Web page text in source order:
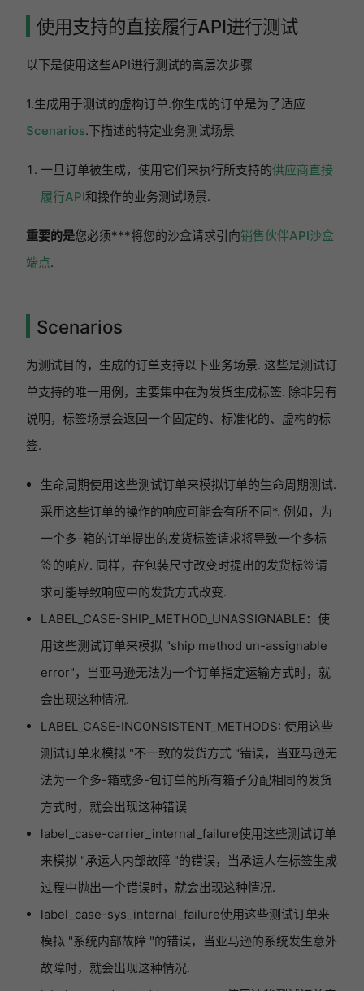
使用支持的直接履行API进行测试
以下是使用这些API进行测试的高层次步骤
1.生成用于测试的虚构订单.你生成的订单是为了适应
Scenarios.下描述的特定业务测试场景
一旦订单被生成，使用它们来执行所支持的供应商直接
履行API和操作的业务测试场景.
重要的是您必须***将您的沙盒请求引向销售伙伴API沙盒
端点.
Scenarios
为测试目的，生成的订单支持以下业务场景. 这些是测试订
单支持的唯一用例，主要集中在为发货生成标签. 除非另有
说明，标签场景会返回一个固定的、标准化的、虚构的标
签.
生命周期使用这些测试订单来模拟订单的生命周期测试.
采用这些订单的操作的响应可能会有所不同*. 例如，为
一个多-箱的订单提出的发货标签请求将导致一个多标
签的响应. 同样，在包装尺寸改变时提出的发货标签请
求可能导致响应中的发货方式改变.
LABEL_CASE-SHIP_METHOD_UNASSIGNABLE：使
用这些测试订单来模拟 "ship method un-assignable
error"，当亚马逊无法为一个订单指定运输方式时，就
会出现这种情况.
LABEL_CASE-INCONSISTENT_METHODS: 使用这些
测试订单来模拟 "不一致的发货方式 "错误，当亚马逊无
法为一个多-箱或多-包订单的所有箱子分配相同的发货
方式时，就会出现这种错误
label_case-carrier_internal_failure使用这些测试订单
来模拟 "承运人内部故障 "的错误，当承运人在标签生成
过程中抛出一个错误时，就会出现这种情况.
label_case-sys_internal_failure使用这些测试订单来
模拟 "系统内部故障 "的错误，当亚马逊的系统发生意外
故障时，就会出现这种情况.